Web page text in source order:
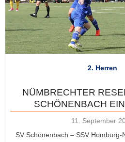
2. Herren
NÜMBRECHTER
SCHÖNENBACH
Veröffentlicht
11. September
SV Schönenbach – SSV